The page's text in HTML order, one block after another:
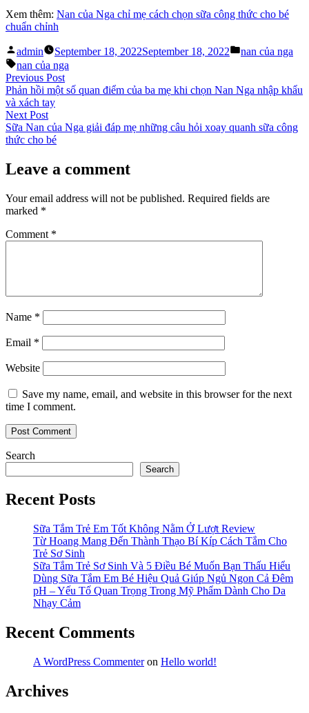
Xem thêm: Nan của Nga chỉ mẹ cách chọn sữa công thức cho bé
chuẩn chỉnh
Posted
by
admin September 18, 2022September 18, 2022
Posted
nan của nga
Tags:
nan của nga
Post
navigation
Previous PostPrevious
post:
Phản hồi một số quan điểm của ba mẹ khi chọn Nan Nga nhập khẩu
và xách tay
Next PostNext
post:
Sữa Nan của Nga giải đáp mẹ những câu hỏi xoay quanh sữa công
thức cho bé
Leave a comment
Your email address will not be published. Required fields are
marked *
Comment *
Name *
Email *
Website
Save my name, email, and website in this browser for the next
time I comment.
Search
Search
Recent Posts
Sữa Tắm Trẻ Em Tốt Không Nằm Ở Lượt Review
Từ Hoang Mang Đến Thành Thạo Bí Kíp Cách Tắm Cho
Trẻ Sơ Sinh
Sữa Tắm Trẻ Sơ Sinh Và 5 Điều Bé Muốn Bạn Thấu Hiểu
Dùng Sữa Tắm Em Bé Hiệu Quả Giúp Ngủ Ngon Cả Đêm
pH – Yếu Tố Quan Trọng Trong Mỹ Phẩm Dành Cho Da
Nhạy Cảm
Recent Comments
A WordPress Commenteron Hello world!
Archives